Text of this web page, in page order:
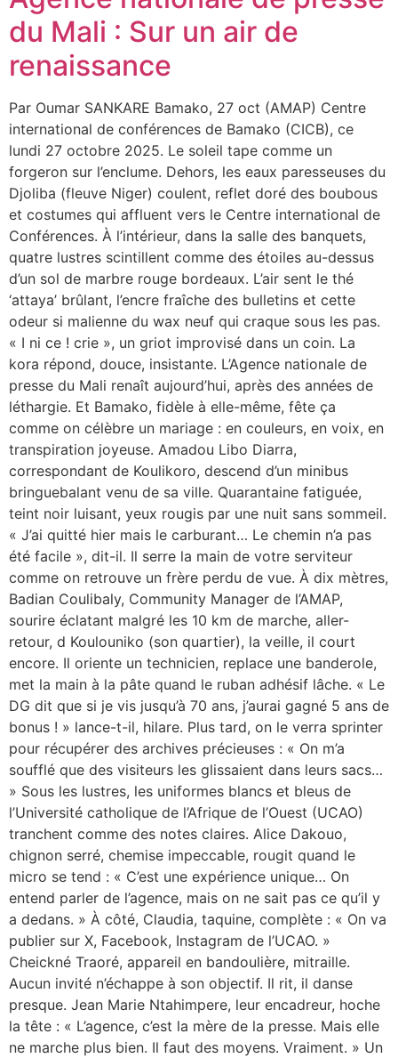
du Mali : Sur un air de
renaissance
Par Oumar SANKARE Bamako, 27 oct (AMAP) Centre
international de conférences de Bamako (CICB), ce
lundi 27 octobre 2025. Le soleil tape comme un
forgeron sur l’enclume. Dehors, les eaux paresseuses du
Djoliba (fleuve Niger) coulent, reflet doré des boubous
et costumes qui affluent vers le Centre international de
Conférences. À l’intérieur, dans la salle des banquets,
quatre lustres scintillent comme des étoiles au-dessus
d’un sol de marbre rouge bordeaux. L’air sent le thé
‘attaya’ brûlant, l’encre fraîche des bulletins et cette
odeur si malienne du wax neuf qui craque sous les pas.
« I ni ce ! crie », un griot improvisé dans un coin. La
kora répond, douce, insistante. L’Agence nationale de
presse du Mali renaît aujourd’hui, après des années de
léthargie. Et Bamako, fidèle à elle-même, fête ça
comme on célèbre un mariage : en couleurs, en voix, en
transpiration joyeuse. Amadou Libo Diarra,
correspondant de Koulikoro, descend d’un minibus
bringuebalant venu de sa ville. Quarantaine fatiguée,
teint noir luisant, yeux rougis par une nuit sans sommeil.
« J’ai quitté hier mais le carburant… Le chemin n’a pas
été facile », dit-il. Il serre la main de votre serviteur
comme on retrouve un frère perdu de vue. À dix mètres,
Badian Coulibaly, Community Manager de l’AMAP,
sourire éclatant malgré les 10 km de marche, aller-
retour, d Koulouniko (son quartier), la veille, il court
encore. Il oriente un technicien, replace une banderole,
met la main à la pâte quand le ruban adhésif lâche. « Le
DG dit que si je vis jusqu’à 70 ans, j’aurai gagné 5 ans de
bonus ! » lance-t-il, hilare. Plus tard, on le verra sprinter
pour récupérer des archives précieuses : « On m’a
soufflé que des visiteurs les glissaient dans leurs sacs…
» Sous les lustres, les uniformes blancs et bleus de
l’Université catholique de l’Afrique de l’Ouest (UCAO)
tranchent comme des notes claires. Alice Dakouo,
chignon serré, chemise impeccable, rougit quand le
micro se tend : « C’est une expérience unique… On
entend parler de l’agence, mais on ne sait pas ce qu’il y
a dedans. » À côté, Claudia, taquine, complète : « On va
publier sur X, Facebook, Instagram de l’UCAO. »
Cheickné Traoré, appareil en bandoulière, mitraille.
Aucun invité n’échappe à son objectif. Il rit, il danse
presque. Jean Marie Ntahimpere, leur encadreur, hoche
la tête : « L’agence, c’est la mère de la presse. Mais elle
ne marche plus bien. Il faut des moyens. Vraiment. » Un